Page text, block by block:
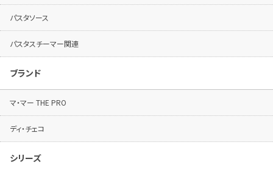
パスタソース
パスタスチーマー関連
ブランド
マ・マー THE PRO
ディ・チェコ
シリーズ